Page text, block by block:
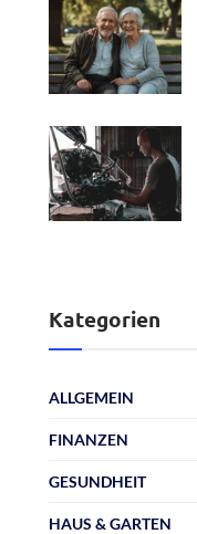
Kategorien
ALLGEMEIN
FINANZEN
GESUNDHEIT
HAUS & GARTEN